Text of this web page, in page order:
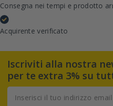
Consegna nei tempi e prodotto
Acquirente verificato
Iscriviti alla nostra
per te extra 3% su